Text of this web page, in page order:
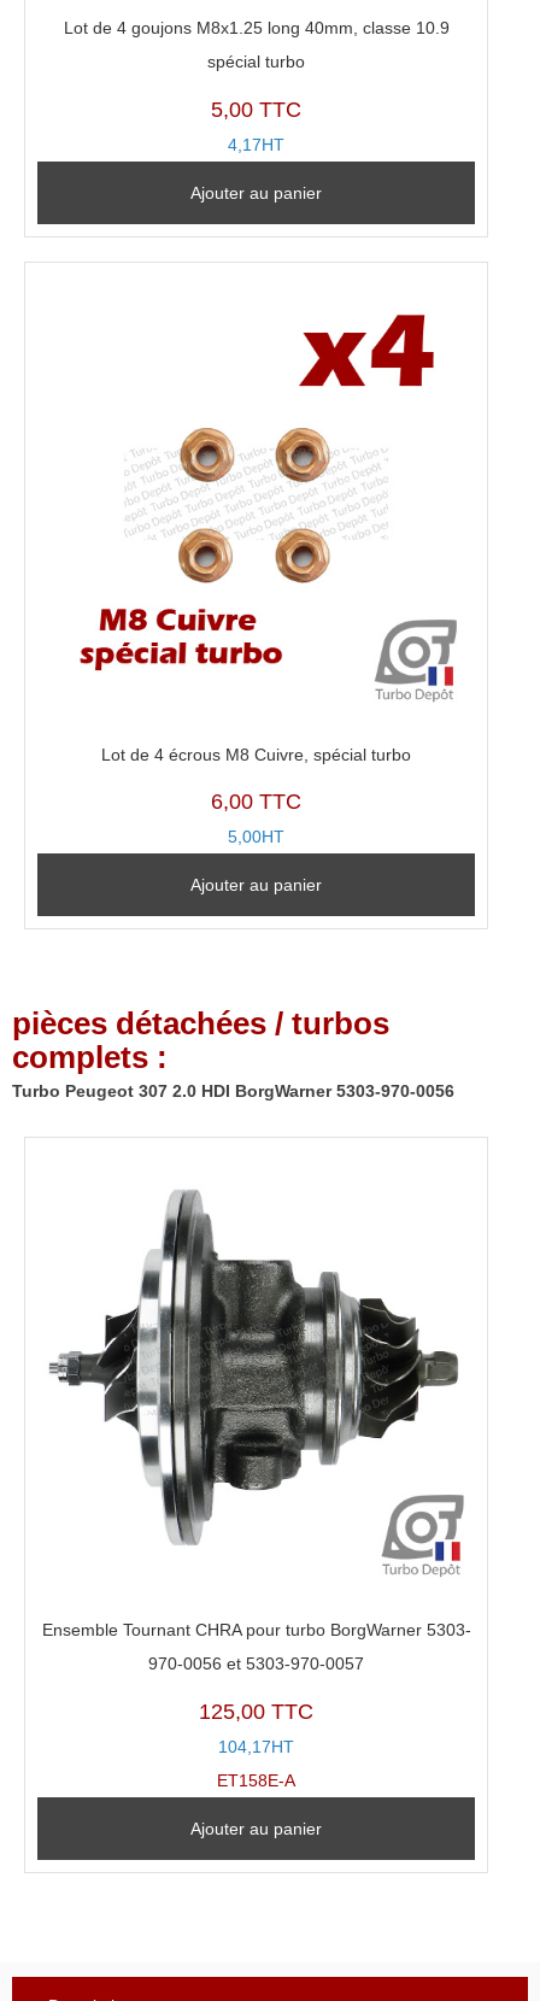
Lot de 4 goujons M8x1.25 long 40mm, classe 10.9
spécial turbo
5,00 TTC
4,17HT
Ajouter au panier
Lot de 4 écrous M8 Cuivre, spécial turbo
6,00 TTC
5,00HT
Ajouter au panier
pièces détachées / turbos
complets :
Turbo Peugeot 307 2.0 HDI BorgWarner 5303-970-0056
Ensemble Tournant CHRA pour turbo BorgWarner 5303-
970-0056 et 5303-970-0057
125,00 TTC
104,17HT
ET158E-A
Ajouter au panier